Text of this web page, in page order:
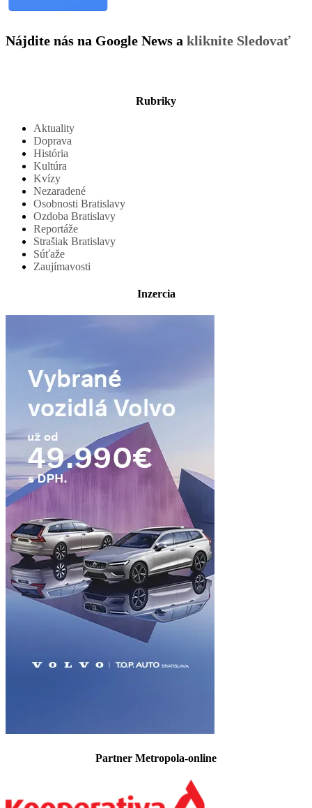
Nájdite nás na Google News a kliknite Sledovať
Rubriky
Aktuality
Doprava
História
Kultúra
Kvízy
Nezaradené
Osobnosti Bratislavy
Ozdoba Bratislavy
Reportáže
Strašiak Bratislavy
Súťaže
Zaujímavosti
Inzercia
Partner Metropola-online